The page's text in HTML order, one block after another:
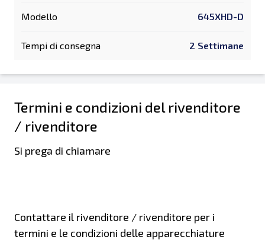
Modello 645XHD-D
Tempi di consegna 2 Settimane
Termini e condizioni del rivenditore
/ rivenditore
Si prega di chiamare
Contattare il rivenditore / rivenditore per i
termini e le condizioni delle apparecchiature